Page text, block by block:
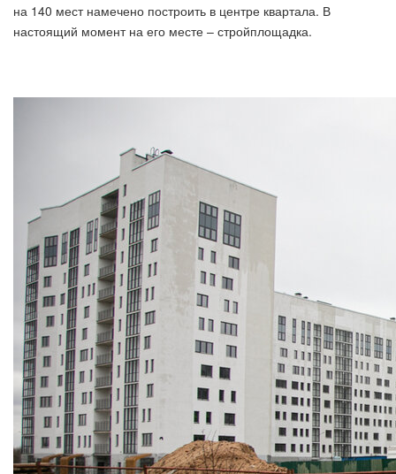
на 140 мест намечено построить в центре квартала. В
настоящий момент на его месте – стройплощадка.